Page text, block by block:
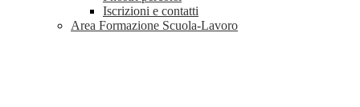
Iscrizioni e contatti
Area Formazione Scuola-Lavoro